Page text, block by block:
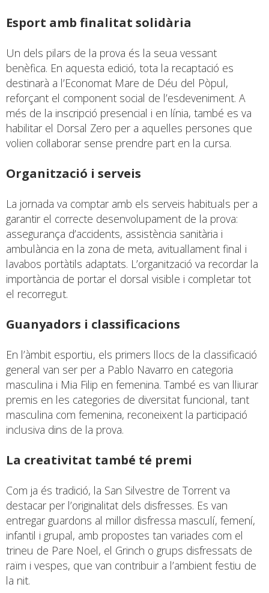
Esport amb finalitat solidària
Un dels pilars de la prova és la seua vessant
benèfica. En aquesta edició, tota la recaptació es
destinarà a l’Economat Mare de Déu del Pòpul,
reforçant el component social de l’esdeveniment. A
més de la inscripció presencial i en línia, també es va
habilitar el Dorsal Zero per a aquelles persones que
volien col·laborar sense prendre part en la cursa.
Organització i serveis
La jornada va comptar amb els serveis habituals per a
garantir el correcte desenvolupament de la prova:
assegurança d’accidents, assistència sanitària i
ambulància en la zona de meta, avituallament final i
lavabos portàtils adaptats. L’organització va recordar la
importància de portar el dorsal visible i completar tot
el recorregut.
Guanyadors i classificacions
En l’àmbit esportiu, els primers llocs de la classificació
general van ser per a Pablo Navarro en categoria
masculina i Mia Filip en femenina. També es van lliurar
premis en les categories de diversitat funcional, tant
masculina com femenina, reconeixent la participació
inclusiva dins de la prova.
La creativitat també té premi
Com ja és tradició, la San Silvestre de Torrent va
destacar per l’originalitat dels disfresses. Es van
entregar guardons al millor disfressa masculí, femení,
infantil i grupal, amb propostes tan variades com el
trineu de Pare Noel, el Grinch o grups disfressats de
raïm i vespes, que van contribuir a l’ambient festiu de
la nit.